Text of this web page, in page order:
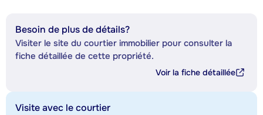
Besoin de plus de détails?
Visiter le site du courtier immobilier pour consulter la
fiche détaillée de cette propriété.
Voir la fiche détaillée
Visite avec le courtier